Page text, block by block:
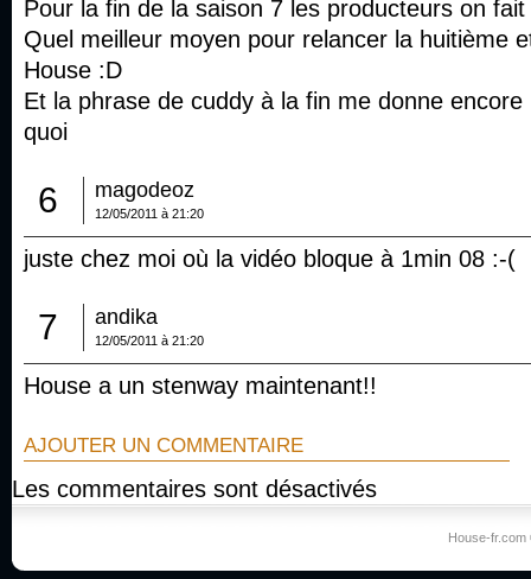
Pour la fin de la saison 7 les producteurs on
Quel meilleur moyen pour relancer la huitième
House :D
Et la phrase de cuddy à la fin me donne
quoi
6 magodeoz
12/05/2011 à 21:20
juste chez moi où la vidéo bloque à 1min 08 :-(
7 andika
12/05/2011 à 21:20
House a un stenway maintenant!!
AJOUTER UN COMMENTAIRE
Les commentaires sont désactivés
House-